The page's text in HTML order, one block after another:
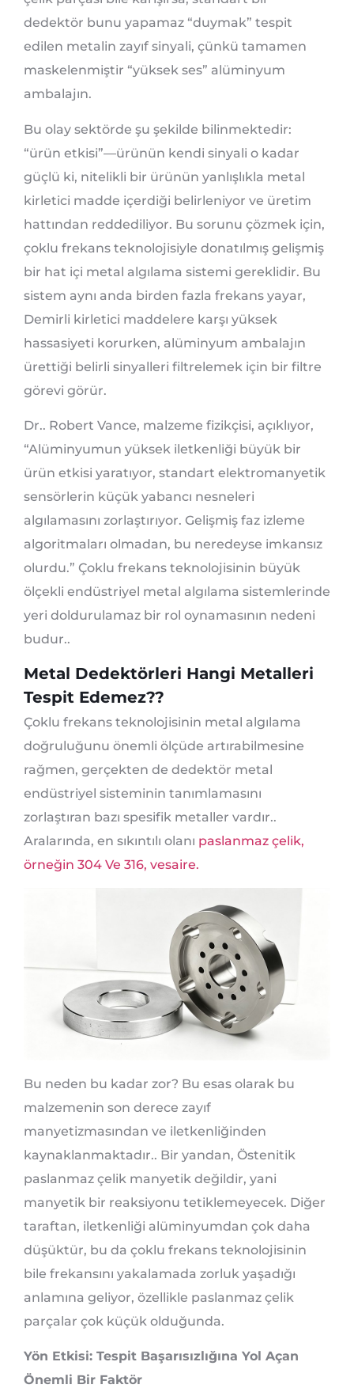
dedektör bunu yapamaz “duymak” tespit
edilen metalin zayıf sinyali, çünkü tamamen
maskelenmiştir “yüksek ses” alüminyum
ambalajın.
Bu olay sektörde şu şekilde bilinmektedir:
“ürün etkisi”—ürünün kendi sinyali o kadar
güçlü ki, nitelikli bir ürünün yanlışlıkla metal
kirletici madde içerdiği belirleniyor ve üretim
hattından reddediliyor. Bu sorunu çözmek için,
çoklu frekans teknolojisiyle donatılmış gelişmiş
bir hat içi metal algılama sistemi gereklidir. Bu
sistem aynı anda birden fazla frekans yayar,
Demirli kirletici maddelere karşı yüksek
hassasiyeti korurken, alüminyum ambalajın
ürettiği belirli sinyalleri filtrelemek için bir filtre
görevi görür.
Dr.. Robert Vance, malzeme fizikçisi, açıklıyor,
“Alüminyumun yüksek iletkenliği büyük bir
ürün etkisi yaratıyor, standart elektromanyetik
sensörlerin küçük yabancı nesneleri
algılamasını zorlaştırıyor. Gelişmiş faz izleme
algoritmaları olmadan, bu neredeyse imkansız
olurdu.” Çoklu frekans teknolojisinin büyük
ölçekli endüstriyel metal algılama sistemlerinde
yeri doldurulamaz bir rol oynamasının nedeni
budur..
Metal Dedektörleri Hangi Metalleri
Tespit Edemez??
Çoklu frekans teknolojisinin metal algılama
doğruluğunu önemli ölçüde artırabilmesine
rağmen, gerçekten de dedektör metal
endüstriyel sisteminin tanımlamasını
zorlaştıran bazı spesifik metaller vardır..
Aralarında, en sıkıntılı olanı paslanmaz çelik,
örneğin 304 Ve 316, vesaire.
Bu neden bu kadar zor? Bu esas olarak bu
malzemenin son derece zayıf
manyetizmasından ve iletkenliğinden
kaynaklanmaktadır.. Bir yandan, Östenitik
paslanmaz çelik manyetik değildir, yani
manyetik bir reaksiyonu tetiklemeyecek. Diğer
taraftan, iletkenliği alüminyumdan çok daha
düşüktür, bu da çoklu frekans teknolojisinin
bile frekansını yakalamada zorluk yaşadığı
anlamına geliyor, özellikle paslanmaz çelik
parçalar çok küçük olduğunda.
Yön Etkisi: Tespit Başarısızlığına Yol Açan
Önemli Bir Faktör